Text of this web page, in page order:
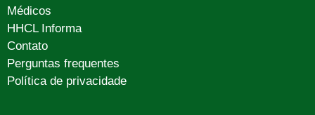
Médicos
HHCL Informa
Contato
Perguntas frequentes
Política de privacidade